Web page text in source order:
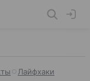
Лайфхаки